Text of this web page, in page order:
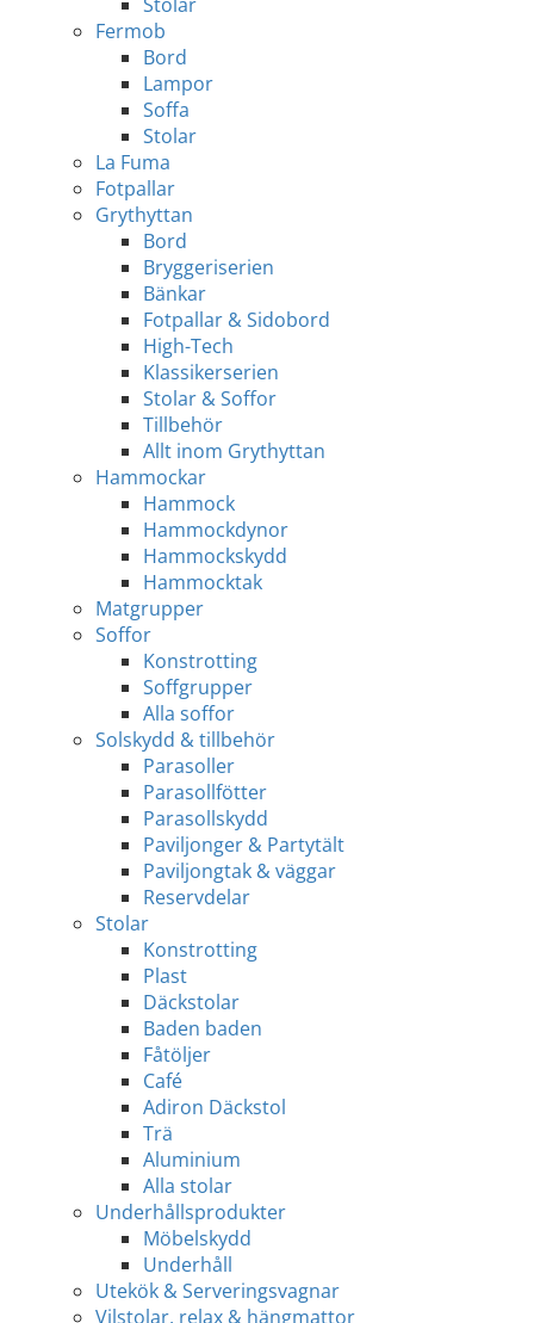
Fermob
Bord
Lampor
Soffa
Stolar
La Fuma
Fotpallar
Grythyttan
Bord
Bryggeriserien
Bänkar
Fotpallar & Sidobord
High-Tech
Klassikerserien
Stolar & Soffor
Tillbehör
Allt inom Grythyttan
Hammockar
Hammock
Hammockdynor
Hammockskydd
Hammocktak
Matgrupper
Soffor
Konstrotting
Soffgrupper
Alla soffor
Solskydd & tillbehör
Parasoller
Parasollfötter
Parasollskydd
Paviljonger & Partytält
Paviljongtak & väggar
Reservdelar
Stolar
Konstrotting
Plast
Däckstolar
Baden baden
Fåtöljer
Café
Adiron Däckstol
Trä
Aluminium
Alla stolar
Underhållsprodukter
Möbelskydd
Underhåll
Utekök & Serveringsvagnar
Vilstolar, relax & hängmattor